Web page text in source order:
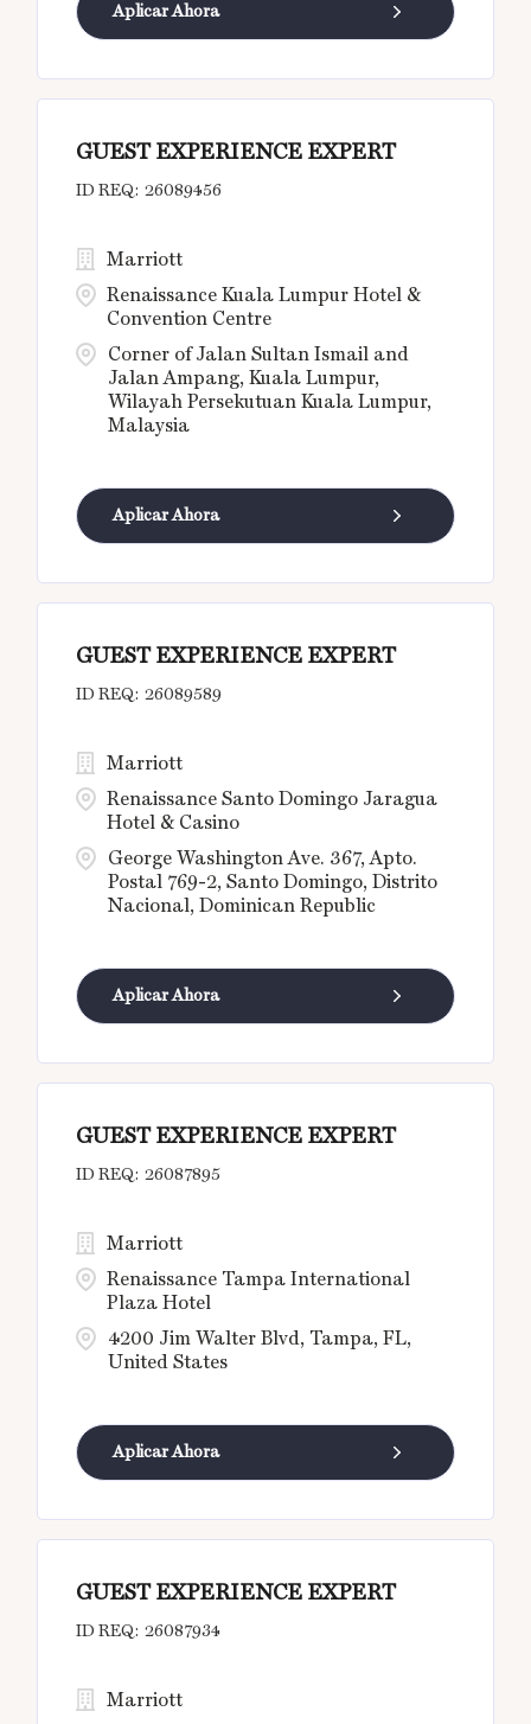
Aplicar Ahora
GUEST EXPERIENCE EXPERT
26089456
Corner of Jalan Sultan Ismail and
Jalan Ampang, Kuala Lumpur,
Wilayah Persekutuan Kuala Lumpur,
Malaysia
Marriott
Renaissance Kuala Lumpur Hotel &
Convention Centre
Aplicar Ahora
GUEST EXPERIENCE EXPERT
26089589
George Washington Ave. 367, Apto.
Postal 769-2, Santo Domingo, Distrito
Nacional, Dominican Republic
Marriott
Renaissance Santo Domingo Jaragua
Hotel & Casino
Aplicar Ahora
GUEST EXPERIENCE EXPERT
26087895
4200 Jim Walter Blvd, Tampa, FL,
United States
Marriott
Renaissance Tampa International
Plaza Hotel
Aplicar Ahora
GUEST EXPERIENCE EXPERT
26087934
Marriott